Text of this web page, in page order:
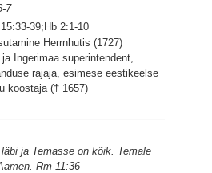
7
39;Hb 2:1-10
Herrnhutis (1727)
Ingerimaa superintendent,
rajaja, esimese eestikeelse
koostaja († 1657)
ja Temasse on kõik. Temale
Rm 11:36